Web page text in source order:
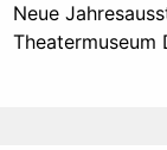
Neue
Theatermuseum